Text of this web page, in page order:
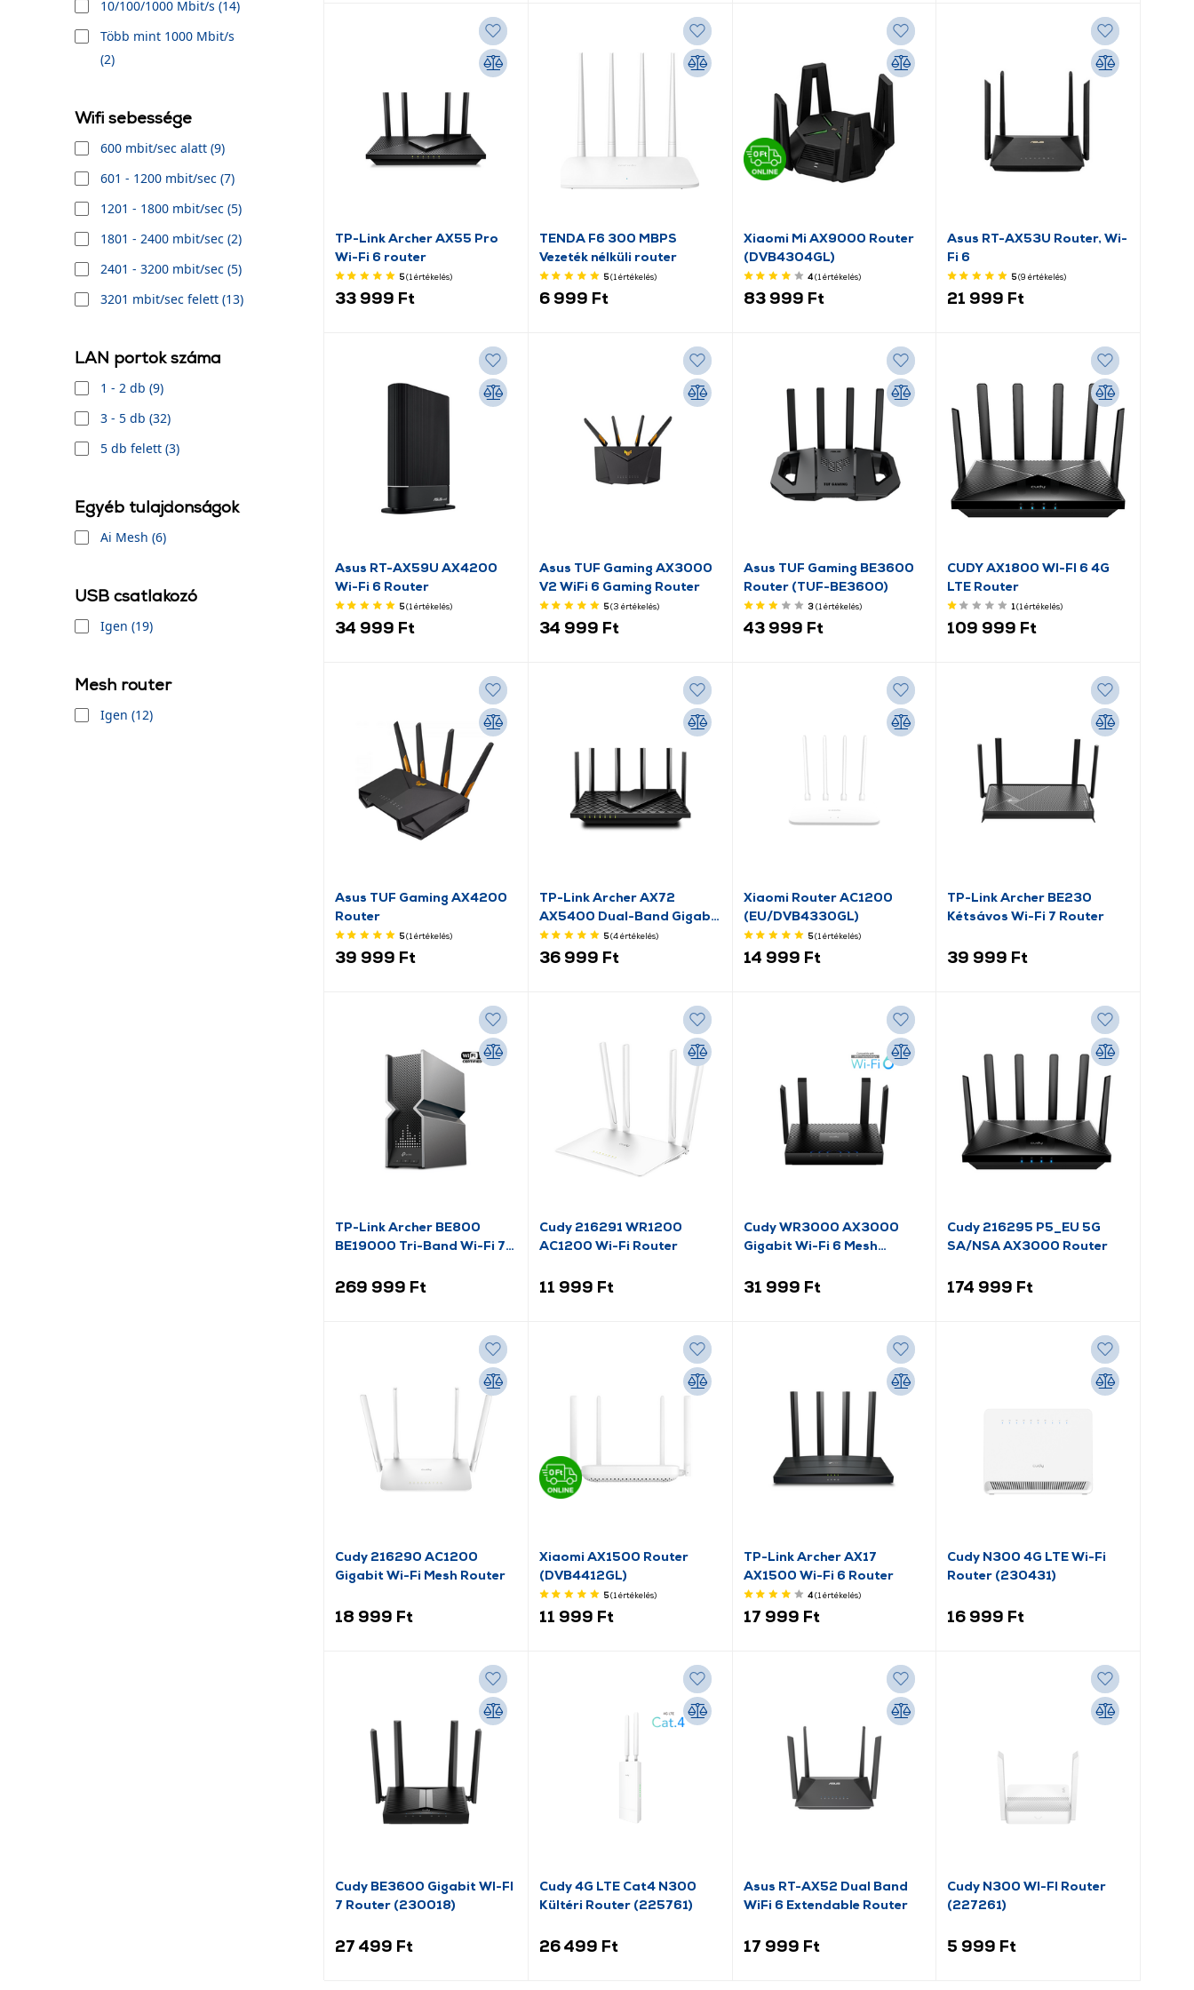
10/100/1000 Mbit/s (14)
Több mint 1000 Mbit/s
(2)
Wifi sebessége
600 mbit/sec alatt (9)
601 - 1200 mbit/sec (7)
1201 - 1800 mbit/sec (5)
1801 - 2400 mbit/sec (2)
2401 - 3200 mbit/sec (5)
3201 mbit/sec felett (13)
LAN portok száma
1 - 2 db (9)
3 - 5 db (32)
5 db felett (3)
Egyéb tulajdonságok
Ai Mesh (6)
USB csatlakozó
Igen (19)
Mesh router
Igen (12)
TP-Link Archer AX55 Pro
Wi-Fi 6 router
5(1 értékelés)
33 999 Ft
TENDA F6 300 MBPS
Vezeték nélküli router
5(1 értékelés)
6 999 Ft
Xiaomi Mi AX9000 Router
(DVB4304GL)
4(1 értékelés)
83 999 Ft
Asus RT-AX53U Router, Wi-
Fi 6
5(9 értékelés)
21 999 Ft
Asus RT-AX59U AX4200
Wi-Fi 6 Router
5(1 értékelés)
34 999 Ft
Asus TUF Gaming AX3000
V2 WiFi 6 Gaming Router
5(3 értékelés)
34 999 Ft
Asus TUF Gaming BE3600
Router (TUF-BE3600)
3(1 értékelés)
43 999 Ft
CUDY AX1800 WI-FI 6 4G
LTE Router
1(1 értékelés)
109 999 Ft
Asus TUF Gaming AX4200
Router
5(1 értékelés)
39 999 Ft
TP-Link Archer AX72
AX5400 Dual-Band Gigabit
Wi-Fi 6 Router
5(4értékelés)
36 999 Ft
Xiaomi Router AC1200
(EU/DVB4330GL)
5(1 értékelés)
14 999 Ft
TP-Link Archer BE230
Kétsávos Wi-Fi 7 Router
39 999 Ft
TP-Link Archer BE800
BE19000 Tri-Band Wi-Fi 7
269 999 Ft
Cudy 216291 WR1200
AC1200 Wi-Fi Router
11 999 Ft
Cudy WR3000 AX3000
Gigabit Wi-Fi 6 Mesh
31 999 Ft
Cudy 216295 P5_EU 5G
SA/NSA AX3000 Router
174 999 Ft
Cudy 216290 AC1200
Gigabit Wi-Fi Mesh Router
18 999 Ft
Xiaomi AX1500 Router
(DVB4412GL)
5(1 értékelés)
11 999 Ft
TP-Link Archer AX17
AX1500 Wi-Fi 6 Router
4(1 értékelés)
17 999 Ft
Cudy N300 4G LTE Wi-Fi
Router (230431)
16 999 Ft
Cudy BE3600 Gigabit WI-FI
7 Router (230018)
27 499 Ft
Cudy 4G LTE Cat4 N300
Kültéri Router (225761)
26 499 Ft
Asus RT-AX52 Dual Band
WiFi 6 Extendable Router
17 999 Ft
Cudy N300 WI-FI Router
(227261)
5 999 Ft